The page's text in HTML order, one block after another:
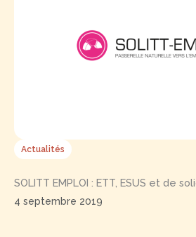
Actualités
SOLITT EMPLOI : ETT, ESUS et de
4 septembre 2019